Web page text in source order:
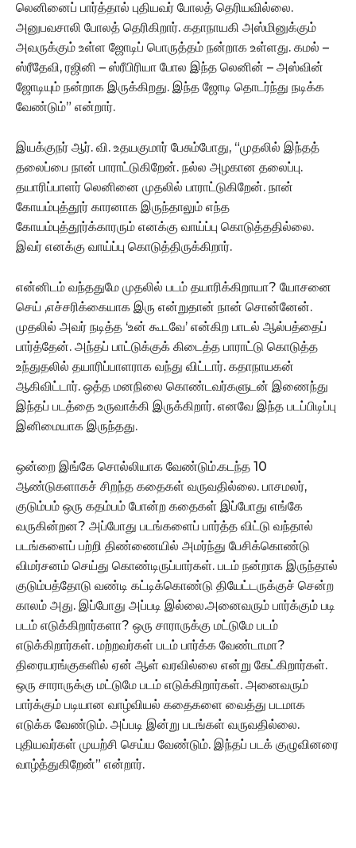
லெனினைப் பார்த்தால் புதியவர் போலத் தெரியவில்லை.
அனுபவசாலி போலத் தெரிகிறார். கதாநாயகி அஸ்மினுக்கும்
அவருக்கும் உள்ள ஜோடிப் பொருத்தம் நன்றாக உள்ளது. கமல் –
ஸ்ரீதேவி, ரஜினி – ஸ்ரீபிரியா போல இந்த லெனின் – அஸ்வின்
ஜோடியும் நன்றாக இருக்கிறது. இந்த ஜோடி தொடர்ந்து நடிக்க
வேண்டும்” என்றார்.
இயக்குநர் ஆர். வி. உதயகுமார் பேசும்போது, “முதலில் இந்தத்
தலைப்பை நான் பாராட்டுகிறேன். நல்ல அழகான தலைப்பு.
தயாரிப்பாளர் லெனினை முதலில் பாராட்டுகிறேன். நான்
கோயம்புத்தூர் காரனாக இருந்தாலும் எந்த
கோயம்புத்தூர்க்காரரும் எனக்கு வாய்ப்பு கொடுத்ததில்லை.
இவர் எனக்கு வாய்ப்பு கொடுத்திருக்கிறார்.
என்னிடம் வந்ததுமே முதலில் படம் தயாரிக்கிறாயா? யோசனை
செய் ,எச்சரிக்கையாக இரு என்றுதான் நான் சொன்னேன்.
முதலில் அவர் நடித்த ‘உன் கூடவே’ என்கிற பாடல் ஆல்பத்தைப்
பார்த்தேன். அந்தப் பாட்டுக்குக் கிடைத்த பாராட்டு கொடுத்த
உந்துதலில் தயாரிப்பாளராக வந்து விட்டார். கதாநாயகன்
ஆகிவிட்டார். ஒத்த மனநிலை கொண்டவர்களுடன் இணைந்து
இந்தப் படத்தை உருவாக்கி இருக்கிறார். எனவே இந்த படப்பிடிப்பு
இனிமையாக இருந்தது.
ஒன்றை இங்கே சொல்லியாக வேண்டும்.கடந்த 10
ஆண்டுகளாகச் சிறந்த கதைகள் வருவதில்லை. பாசமலர்,
குடும்பம் ஒரு கதம்பம் போன்ற கதைகள் இப்போது எங்கே
வருகின்றன? அப்போது படங்களைப் பார்த்த விட்டு வந்தால்
படங்களைப் பற்றி திண்ணையில் அமர்ந்து பேசிக்கொண்டு
விமர்சனம் செய்து கொண்டிருப்பார்கள். படம் நன்றாக இருந்தால்
குடும்பத்தோடு வண்டி கட்டிக்கொண்டு தியேட்டருக்குச் சென்ற
காலம் அது. இப்போது அப்படி இல்லை.அனைவரும் பார்க்கும் படி
படம் எடுக்கிறார்களா? ஒரு சாராருக்கு மட்டுமே படம்
எடுக்கிறார்கள். மற்றவர்கள் படம் பார்க்க வேண்டாமா?
திரையரங்குகளில் ஏன் ஆள் வரவில்லை என்று கேட்கிறார்கள்.
ஒரு சாராருக்கு மட்டுமே படம் எடுக்கிறார்கள். அனைவரும்
பார்க்கும் படியான வாழ்வியல் கதைகளை வைத்து படமாக
எடுக்க வேண்டும். அப்படி இன்று படங்கள் வருவதில்லை.
புதியவர்கள் முயற்சி செய்ய வேண்டும். இந்தப் படக் குழுவினரை
வாழ்த்துகிறேன்” என்றார்.